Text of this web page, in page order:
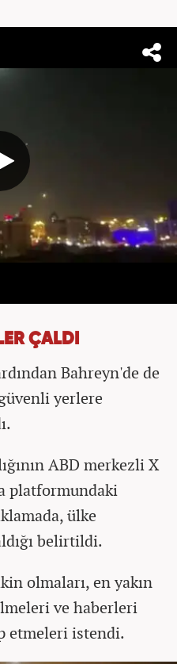
ÇALDI
Bahreyn'de de
yerlere
ABD merkezli X
platformundaki
ülke
belirtildi.
olmaları, en yakın
ve haberleri
etmeleri istendi.